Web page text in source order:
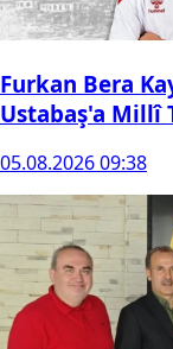
Furkan Bera
Ustabaş'a Millî
05.08.2026 09:38